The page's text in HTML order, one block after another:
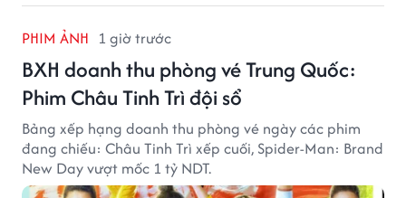
PHIM ẢNH 1 giờ trước
BXH doanh thu phòng vé Trung Quốc:
Phim Châu Tinh Trì đội sổ
Bảng xếp hạng doanh thu phòng vé ngày các phim
đang chiếu: Châu Tinh Trì xếp cuối, Spider-Man: Brand
New Day vượt mốc 1 tỷ NDT.